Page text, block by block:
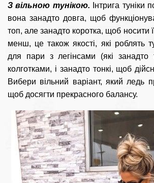
З вільною тунікою. Інтрига туніки
вона занадто довга, щоб
топ, але занадто коротка, щоб носити
менш, це також якості, які роблять
для пари з легінсами (які занадто
колготками, і занадто тонкі, щоб
Вибери вільний варіант, який ледь
щоб досягти прекрасного балансу.